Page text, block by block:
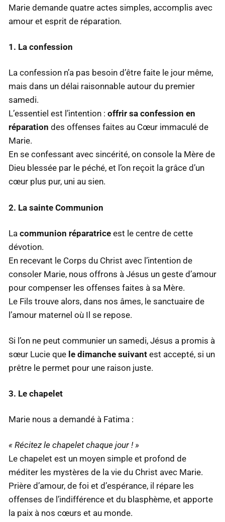
Marie demande quatre actes simples, accomplis avec
amour et esprit de réparation.
1. La confession
La confession n’a pas besoin d’être faite le jour même,
mais dans un délai raisonnable autour du premier
samedi.
L’essentiel est l’intention : offrir sa confession en
réparation des offenses faites au Cœur immaculé de
Marie.
En se confessant avec sincérité, on console la Mère de
Dieu blessée par le péché, et l’on reçoit la grâce d’un
cœur plus pur, uni au sien.
2. La sainte Communion
La communion réparatrice est le centre de cette
dévotion.
En recevant le Corps du Christ avec l’intention de
consoler Marie, nous offrons à Jésus un geste d’amour
pour compenser les offenses faites à sa Mère.
Le Fils trouve alors, dans nos âmes, le sanctuaire de
l’amour maternel où Il se repose.
Si l’on ne peut communier un samedi, Jésus a promis à
sœur Lucie que le dimanche suivant est accepté, si un
prêtre le permet pour une raison juste.
3. Le chapelet
Marie nous a demandé à Fatima :
« Récitez le chapelet chaque jour ! »
Le chapelet est un moyen simple et profond de
méditer les mystères de la vie du Christ avec Marie.
Prière d’amour, de foi et d’espérance, il répare les
offenses de l’indifférence et du blasphème, et apporte
la paix à nos cœurs et au monde.